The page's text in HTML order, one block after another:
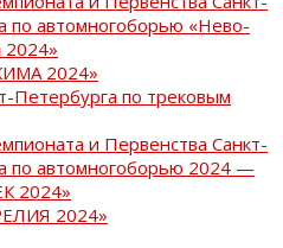
по автомногоборью «Нево-
2024»
2024»
Петербурга по трековым
и Первенства Санкт-
по автомногоборью 2024 —
2024»
2024»